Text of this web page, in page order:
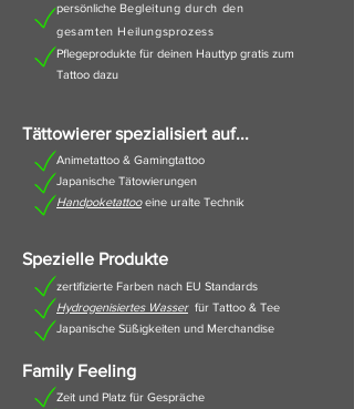
persönliche Begleitung durch den
gesamten Heilungsprozess
Pflegeprodukte für deinen Hauttyp gratis zum
Tattoo dazu
Tättowierer spezialisiert auf...
Animetattoo & Gamingtattoo
Japanische Tätowierungen
Handpoketattooeine uralte Technik
Spezielle Produkte
zertifizierte Farben nach EU Standards
Hydrogenisiertes Wasser für Tattoo & Tee
Japanische Süßigkeiten und Merchandise
Family Feeling
Zeit und Platz für Gespräche